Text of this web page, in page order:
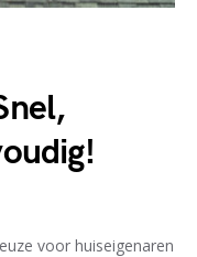
voor huiseigenaren